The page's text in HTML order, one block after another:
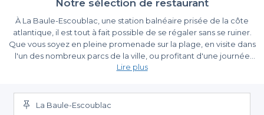
Notre sélection de restaurant
À La Baule-Escoublac, une station balnéaire prisée de la côte
atlantique, il est tout à fait possible de se régaler sans se ruiner.
Que vous soyez en pleine promenade sur la plage, en visite dans
l'un des nombreux parcs de la ville, ou profitant d'une journée
d'excursion en bord de mer, nous avons sélectionné pour vous
Organiser un repas en groupe, une sortie en famille ou entre
amis est ainsi facilité par la diversité des offres disponibles.
Une sélection variée et accessible
Avec Privateaser, vous avez accès à une multitude d’options.
Lire plus
La Baule-Escoublac